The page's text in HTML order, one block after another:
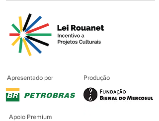
Apresentado por Produção
Apoio Premium